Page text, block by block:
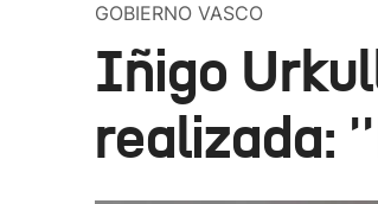
GOBIERNO VASCO
Iñigo
realizada: